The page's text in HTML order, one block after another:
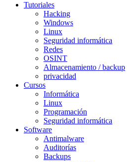
Tutoriales
Hacking
Windows
Linux
Seguridad informática
Redes
OSINT
Almacenamiento / backup
privacidad
Cursos
Informática
Linux
Programación
Seguridad informática
Software
Antimalware
Auditorías
Backups